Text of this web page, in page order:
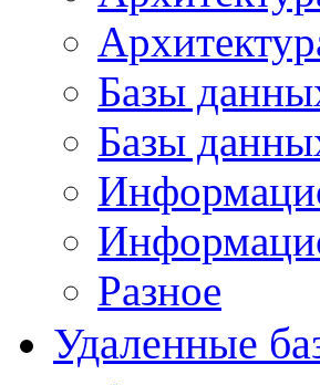
Базы
Базы
Разное
Удаленные